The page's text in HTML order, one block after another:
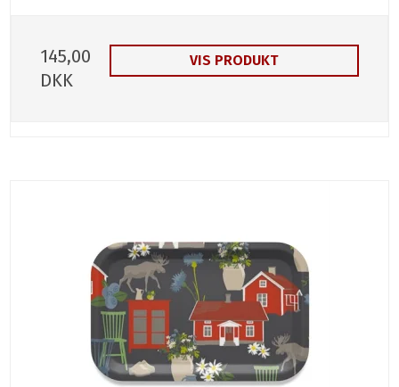
145,00
DKK
VIS PRODUKT